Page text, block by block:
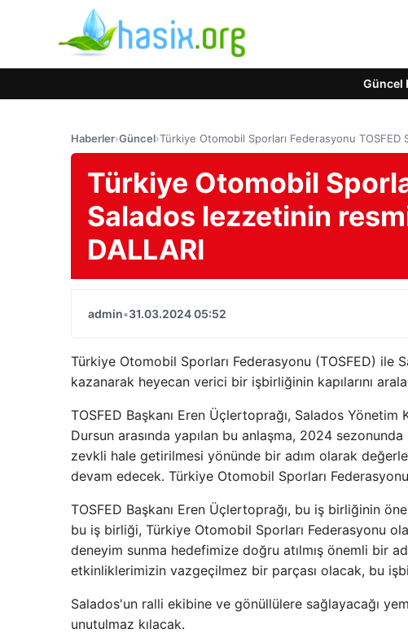
Güncel
Haberler›Güncel›Türkiye Otomobil Sporları Federasyonu
Türkiye Otomobil
Salados lezzetinin
DALLARI
admin•31.03.2024 05:52
Türkiye Otomobil Sporları Federasyonu (TOSFED) ile
kazanarak heyecan verici bir işbirliğinin kapılarını
TOSFED Başkanı Eren Üçlertoprağı, Salados Yönetim
Dursun arasında yapılan bu anlaşma, 2024
zevkli hale getirilmesi yönünde bir adım olarak
devam edecek. Türkiye Otomobil Sporları
TOSFED Başkanı Eren Üçlertoprağı, bu iş birliğinin
bu iş birliği, Türkiye Otomobil Sporları Federasyonu
deneyim sunma hedefimize doğru atılmış önemli bir
etkinliklerimizin vazgeçilmez bir parçası olacak, bu
Salados'un ralli ekibine ve gönüllülere sağlayacağı
unutulmaz kılacak.